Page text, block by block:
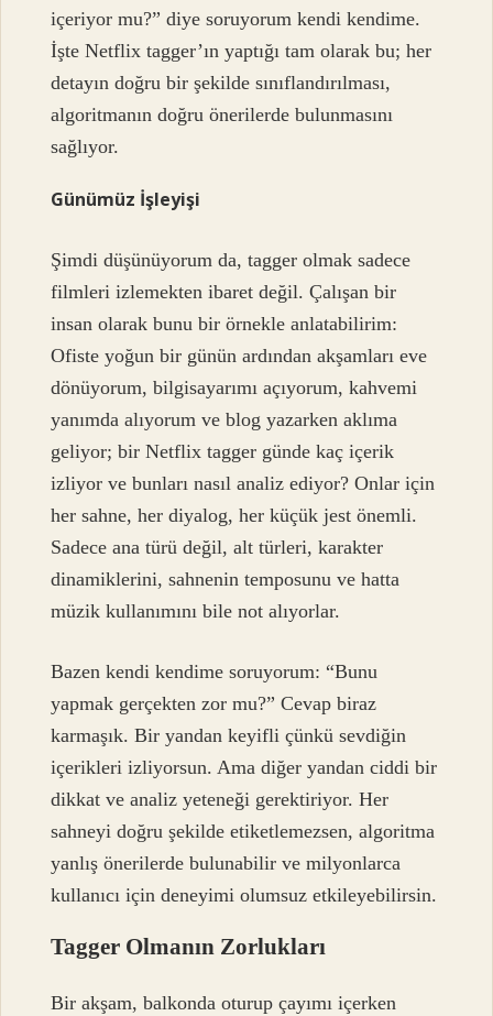
içeriyor mu?” diye soruyorum kendi kendime.
İşte Netflix tagger’ın yaptığı tam olarak bu; her
detayın doğru bir şekilde sınıflandırılması,
algoritmanın doğru önerilerde bulunmasını
sağlıyor.
Günümüz İşleyişi
Şimdi düşünüyorum da, tagger olmak sadece
filmleri izlemekten ibaret değil. Çalışan bir
insan olarak bunu bir örnekle anlatabilirim:
Ofiste yoğun bir günün ardından akşamları eve
dönüyorum, bilgisayarımı açıyorum, kahvemi
yanımda alıyorum ve blog yazarken aklıma
geliyor; bir Netflix tagger günde kaç içerik
izliyor ve bunları nasıl analiz ediyor? Onlar için
her sahne, her diyalog, her küçük jest önemli.
Sadece ana türü değil, alt türleri, karakter
dinamiklerini, sahnenin temposunu ve hatta
müzik kullanımını bile not alıyorlar.
Bazen kendi kendime soruyorum: “Bunu
yapmak gerçekten zor mu?” Cevap biraz
karmaşık. Bir yandan keyifli çünkü sevdiğin
içerikleri izliyorsun. Ama diğer yandan ciddi bir
dikkat ve analiz yeteneği gerektiriyor. Her
sahneyi doğru şekilde etiketlemezsen, algoritma
yanlış önerilerde bulunabilir ve milyonlarca
kullanıcı için deneyimi olumsuz etkileyebilirsin.
Tagger Olmanın Zorlukları
Bir akşam, balkonda oturup çayımı içerken